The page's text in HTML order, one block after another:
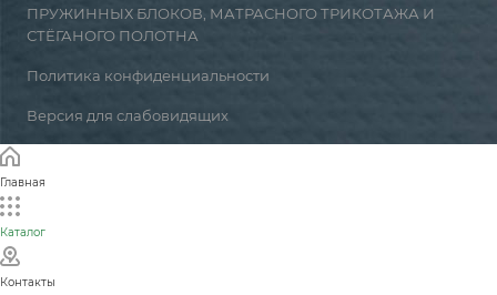
ПРУЖИННЫХ БЛОКОВ, МАТРАСНОГО ТРИКОТАЖА И
СТЁГАНОГО ПОЛОТНА
Политика конфиденциальности
Версия для слабовидящих
Главная
Каталог
Контакты